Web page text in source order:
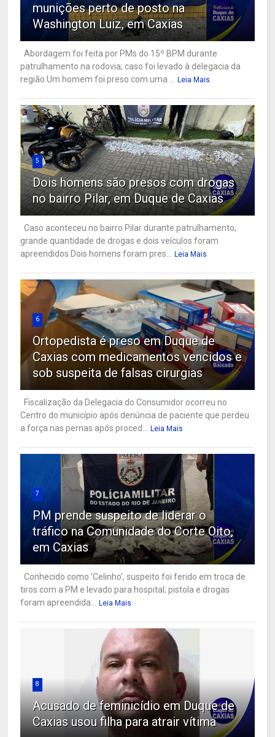
munições perto de posto na
Washington Luiz, em Caxias
Abordagem foi feita por PMs do 15º BPM durante
patrulhamento na rodovia; caso foi levado à delegacia da
região Um homem foi preso com uma ...
Leia Mais
5
Dois homens são presos com drogas
no bairro Pilar, em Duque de Caxias
Caso aconteceu no bairro Pilar durante patrulhamento;
grande quantidade de drogas e dois veículos foram
apreendidos Dois homens foram pres...
Leia Mais
6
Ortopedista é preso em Duque de
Caxias com medicamentos vencidos e
sob suspeita de falsas cirurgias
Fiscalização da Delegacia do Consumidor ocorreu no
Centro do município após denúncia de paciente que perdeu
a força nas pernas após proced...
Leia Mais
7
PM prende suspeito de liderar o
tráfico na Comunidade do Corte Oito,
em Caxias
Conhecido como 'Celinho', suspeito foi ferido em troca de
tiros com a PM e levado para hospital; pistola e drogas
foram apreendida...
Leia Mais
8
Acusado de feminicídio em Duque de
Caxias usou filha para atrair vítima